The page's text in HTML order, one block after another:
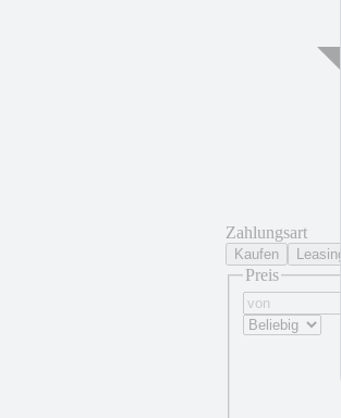
Zahlungsart
Kaufen Leasing
Preis